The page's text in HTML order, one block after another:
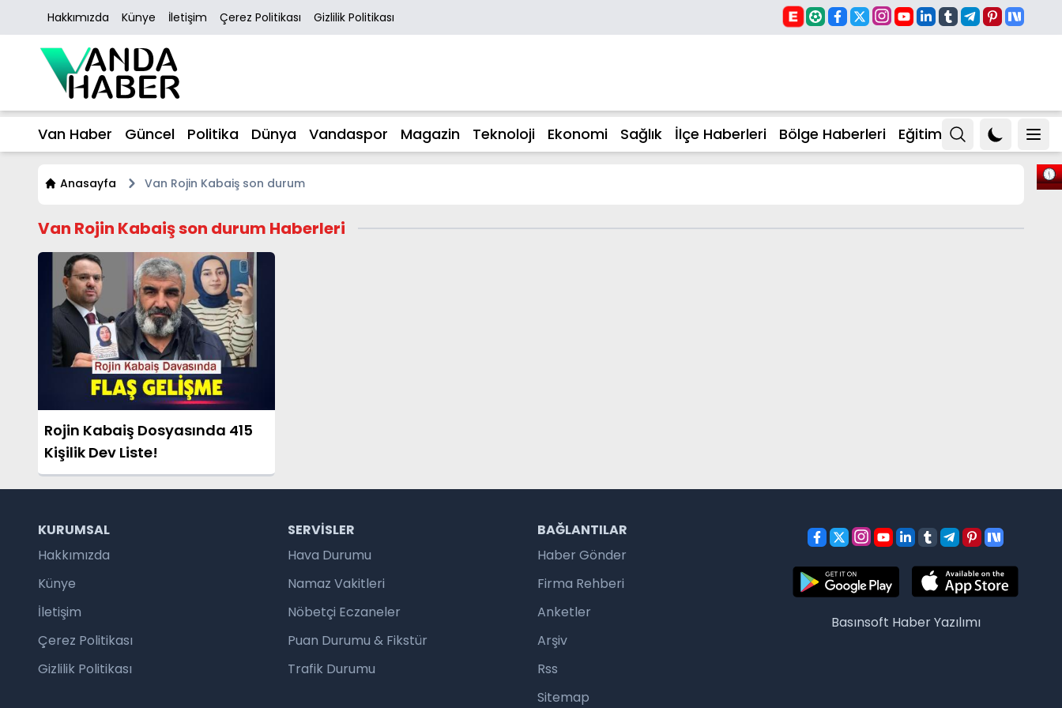
Hakkımızda Künye İletişim Çerez Politikası Gizlilik Politikası
Van Haber Güncel Politika Dünya Vandaspor Magazin Teknoloji Ekonomi Sağlık İlçe Haberleri Bölge Haberleri Eğitim
Anasayfa Van Rojin Kabaiş son durum
Van Rojin Kabaiş son durum Haberleri
Rojin Kabaiş Dosyasında 415
Kişilik Dev Liste!
KURUMSAL
Hakkımızda
Künye
İletişim
Çerez Politikası
Gizlilik Politikası
SERVISLER
Hava Durumu
Namaz Vakitleri
Nöbetçi Eczaneler
Puan Durumu & Fikstür
Trafik Durumu
BAĞLANTILAR
Haber Gönder
Firma Rehberi
Anketler
Arşiv
Rss
Sitemap
Basınsoft Haber Yazılımı